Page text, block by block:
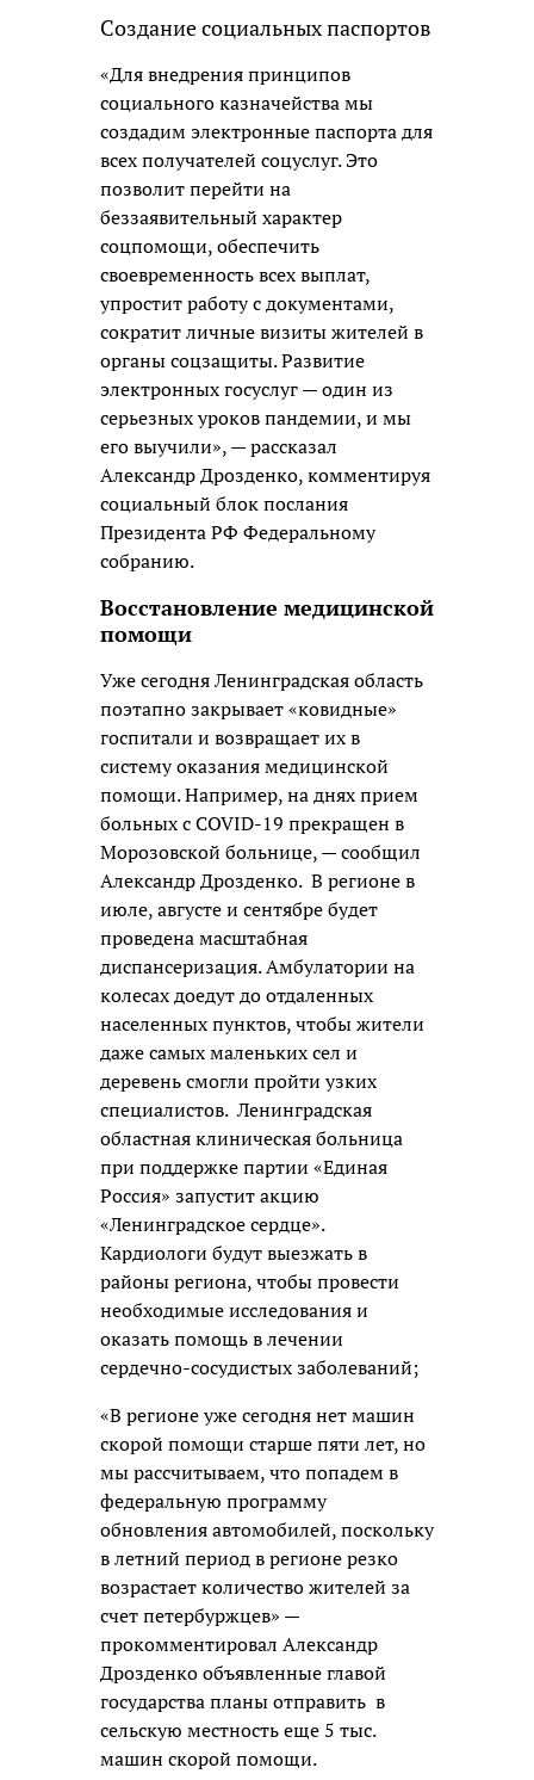
Создание социальных паспортов
«Для внедрения принципов
социального казначейства мы
создадим электронные паспорта для
всех получателей соцуслуг. Это
позволит перейти на
беззаявительный характер
соцпомощи, обеспечить
своевременность всех выплат,
упростит работу с документами,
сократит личные визиты жителей в
органы соцзащиты. Развитие
электронных госуслуг — один из
серьезных уроков пандемии, и мы
его выучили», — рассказал
Александр Дрозденко, комментируя
социальный блок послания
Президента РФ Федеральному
собранию.
Восстановление медицинской
помощи
Уже сегодня Ленинградская область
поэтапно закрывает «ковидные»
госпитали и возвращает их в
систему оказания медицинской
помощи. Например, на днях прием
больных с COVID-19 прекращен в
Морозовской больнице, — сообщил
Александр Дрозденко. В регионе в
июле, августе и сентябре будет
проведена масштабная
диспансеризация. Амбулатории на
колесах доедут до отдаленных
населенных пунктов, чтобы жители
даже самых маленьких сел и
деревень смогли пройти узких
специалистов. Ленинградская
областная клиническая больница
при поддержке партии «Единая
Россия» запустит акцию
«Ленинградское сердце».
Кардиологи будут выезжать в
районы региона, чтобы провести
необходимые исследования и
оказать помощь в лечении
сердечно-сосудистых заболеваний;
«В регионе уже сегодня нет машин
скорой помощи старше пяти лет, но
мы рассчитываем, что попадем в
федеральную программу
обновления автомобилей, поскольку
в летний период в регионе резко
возрастает количество жителей за
счет петербуржцев» —
прокомментировал Александр
Дрозденко объявленные главой
государства планы отправить в
сельскую местность еще 5 тыс.
машин скорой помощи.